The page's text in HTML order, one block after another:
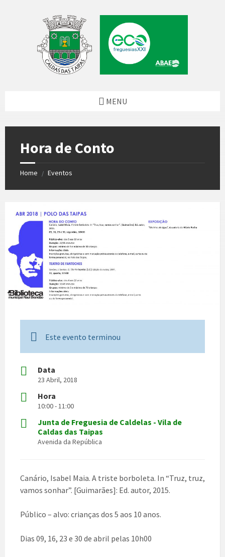
MENU
Hora de Conto
Home / Eventos
Este evento terminou
Data
23 Abril, 2018
Hora
10:00 - 11:00
Junta de Freguesia de Caldelas - Vila de
Caldas das Taipas
Avenida da República
Canário, Isabel Maia. A triste borboleta. In “Truz, truz,
vamos sonhar”. [Guimarães]: Ed. autor, 2015.
Público – alvo: crianças dos 5 aos 10 anos.
Dias 09, 16, 23 e 30 de abril pelas 10h00